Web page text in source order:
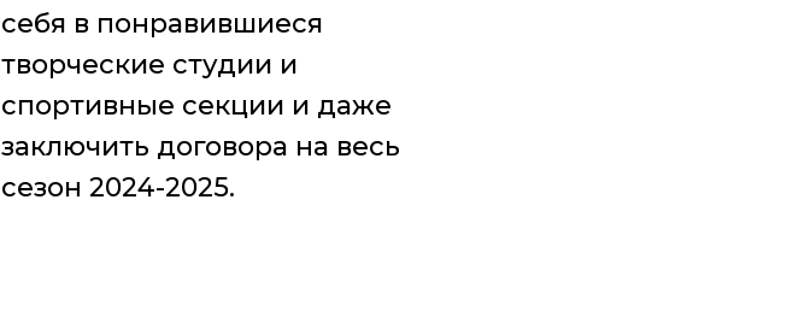
себя в понравившиеся
творческие студии и
спортивные секции и даже
заключить договора на весь
сезон 2024-2025.